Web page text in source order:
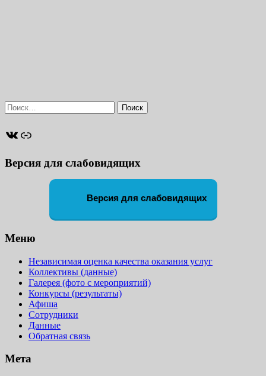
Найти:
ВКонтакте
Ссылка
Версия для слабовидящих
Версия для слабовидящих
Меню
Независимая оценка качества оказания услуг
Коллективы (данные)
Галерея (фото с мероприятий)
Конкурсы (результаты)
Афиша
Сотрудники
Данные
Обратная связь
Мета